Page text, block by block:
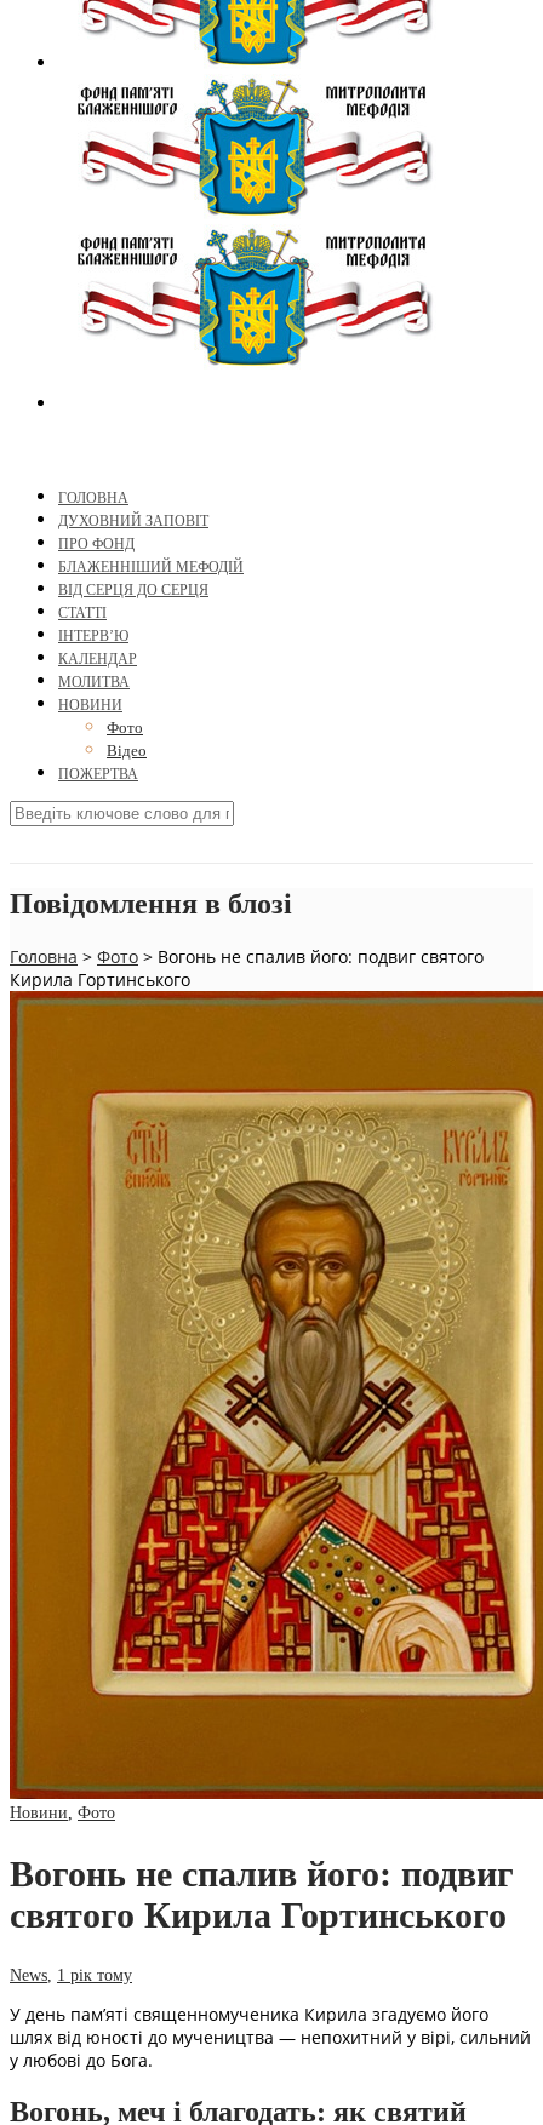
ГОЛОВНА
ДУХОВНИЙ ЗАПОВІТ
ПРО ФОНД
БЛАЖЕННІШИЙ МЕФОДІЙ
ВІД СЕРЦЯ ДО СЕРЦЯ
СТАТТІ
ІНТЕРВ’Ю
КАЛЕНДАР
МОЛИТВА
НОВИНИ
Фото
Відео
ПОЖЕРТВА
Повідомлення в блозі
Головна > Фото > Вогонь не спалив його: подвиг святого
Кирила Гортинського
Новини Фото
Вогонь не спалив його: подвиг
святого Кирила Гортинського
News 1 рік тому
У день пам’яті священномученика Кирила згадуємо його
шлях від юності до мучеництва — непохитний у вірі, сильний
у любові до Бога.
Вогонь, меч і благодать: як святий